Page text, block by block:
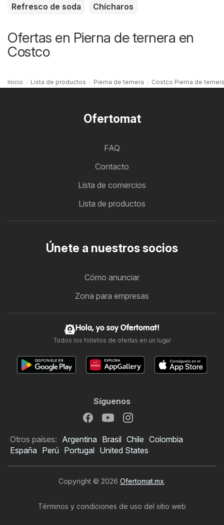
Refresco de soda
Chícharos
Ofertas en Pierna de ternera en
Costco
Inicio Lista de productos Pierna de ternera Costco Pierna de
Ofertomat
FAQ
Contacto
Lista de comercios
Lista de productos
Únete a nuestros socios
Cómo anunciar
Zona para empresas
Hola, yo soy Ofertomat!
Todos los folletos de ofertas en un lugar
Síguenos
Otros países: Argentina Brasil Chile Colombia
España Perú Portugal United States
Copyright © 2026 Ofertomat.mx.
Términos y condiciones de uso del sitio web